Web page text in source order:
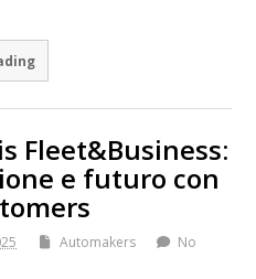
Fleet&Business:
e futuro con
Automakers
No